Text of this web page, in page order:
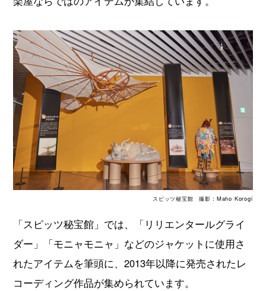
スピッツ秘宝館 撮影：Maho Korogi
「スピッツ秘宝館」では、「リリエンタールグライ
ダー」「モニャモニャ」などのジャケットに使用さ
れたアイテムを筆頭に、2013年以降に発売されたレ
コーディング作品が集められています。